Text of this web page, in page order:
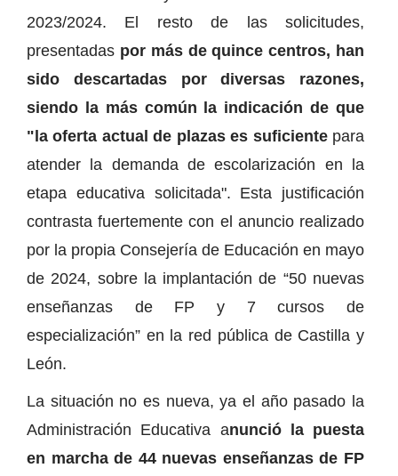
2023/2024. El resto de las solicitudes,
presentadas por más de quince centros, han
sido descartadas por diversas razones,
siendo la más común la indicación de que
"la oferta actual de plazas es suficiente para
atender la demanda de escolarización en la
etapa educativa solicitada". Esta justificación
contrasta fuertemente con el anuncio realizado
por la propia Consejería de Educación en mayo
de 2024, sobre la implantación de “50 nuevas
enseñanzas de FP y 7 cursos de
especialización” en la red pública de Castilla y
León.
La situación no es nueva, ya el año pasado la
Administración Educativa anunció la puesta
en marcha de 44 nuevas enseñanzas de FP